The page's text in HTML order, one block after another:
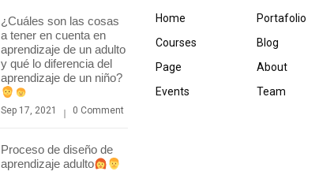
¿Cuáles son las cosas
a tener en cuenta en
aprendizaje de un adulto
y qué lo diferencia del
aprendizaje de un niño?
Sep 17, 2021 0 Comment
Proceso de diseño de
aprendizaje adulto
Home
Courses
Page
Events
Portafolio
Blog
About
Team